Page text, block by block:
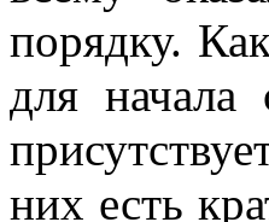
порядку.
для начала
них есть